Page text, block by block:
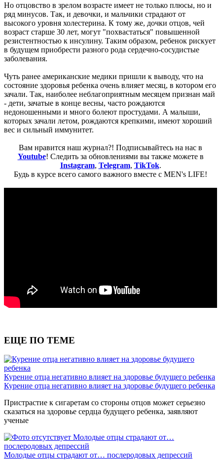
Но отцовство в зрелом возрасте имеет не только плюсы, но и
ряд минусов. Так, и девочки, и мальчики страдают от
высокого уровня холестерина. К тому же, дочки отцов, чей
возраст старше 30 лет, могут "похвастаться" повышенной
резистентностью к инсулину. Таким образом, ребенок рискует
в будущем приобрести разного рода сердечно-сосудистые
заболевания.
Чуть ранее американские медики пришли к выводу, что на
состояние здоровья ребенка очень влияет месяц, в котором его
зачали. Так, наиболее неблагоприятным месяцем признан май
- дети, зачатые в конце весны, часто рождаются
недоношенными и много болеют простудами. А малыши,
которых зачали летом, рождаются крепкими, имеют хороший
вес и сильный иммунитет.
Вам нравится наш журнал?! Подписывайтесь на нас в
Youtube! Следить за обновлениями вы также можете в
Instagram, Telegram, TikTok.
Будь в курсе всего самого важного вместе с MEN's LIFE!
ЕЩЕ ПО ТЕМЕ
Курение отца негативно влияет на здоровье будущего ребенка
Курение отца негативно влияет на здоровье будущего ребенка
Пристрастие к сигаретам со стороны отцов может серьезно
сказаться на здоровье сердца будущего ребенка, заявляют
ученые
Молодые отцы страдают от…
послеродовых депрессий
Молодые отцы страдают от… послеродовых депрессий